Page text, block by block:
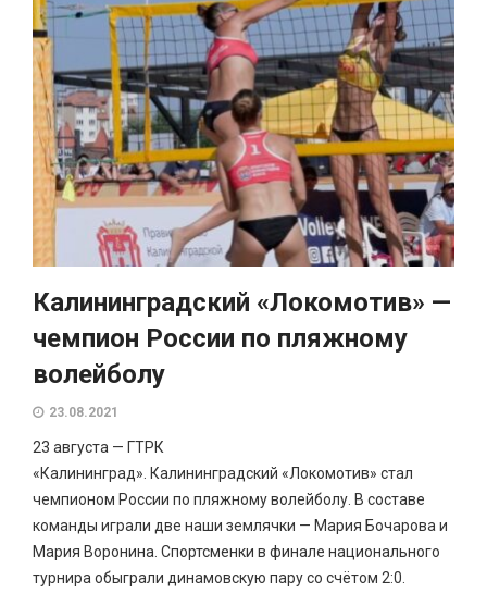
Калининградский «Локомотив» —
чемпион России по пляжному
волейболу
23.08.2021
23 августа — ГТРК
«Калининград». Калининградский «Локомотив» стал
чемпионом России по пляжному волейболу. В составе
команды играли две наши землячки — Мария Бочарова и
Мария Воронина. Спортсменки в финале национального
турнира обыграли динамовскую пару со счётом 2:0.